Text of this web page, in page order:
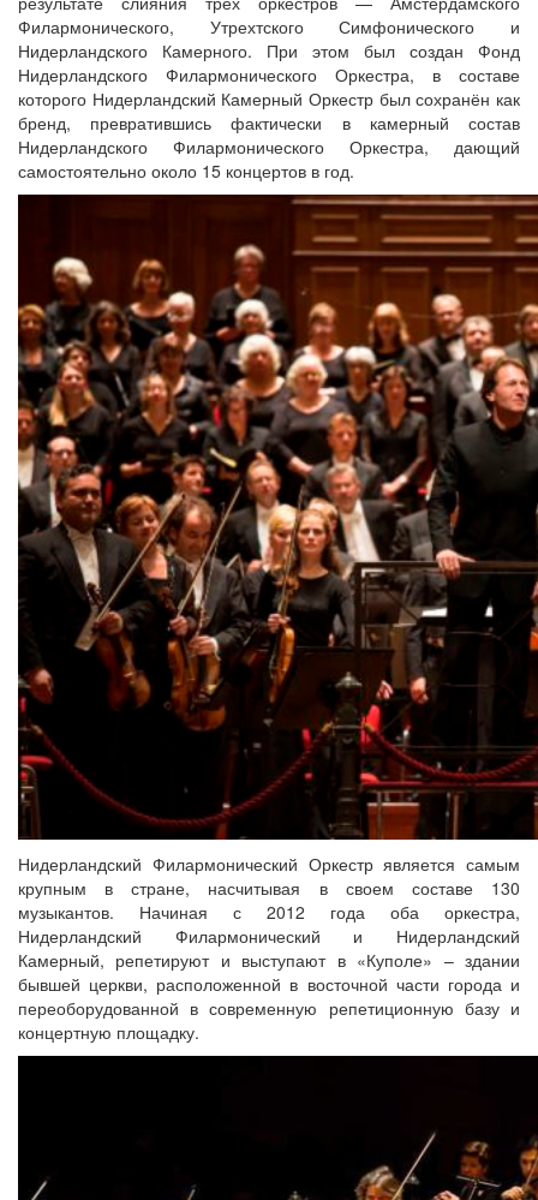
Филармонического, Утрехтского Симфонического и
Нидерландского Камерного. При этом был создан Фонд
Нидерландского Филармонического Оркестра, в составе
которого Нидерландский Камерный Оркестр был сохранён как
бренд, превратившись фактически в камерный состав
Нидерландского Филармонического Оркестра, дающий
самостоятельно около 15 концертов в год.
Нидерландский Филармонический Оркестр является самым
крупным в стране, насчитывая в своем составе 130
музыкантов. Начиная с 2012 года оба оркестра,
Нидерландский Филармонический и Нидерландский
Камерный, репетируют и выступают в «Куполе» – здании
бывшей церкви, расположенной в восточной части города и
переоборудованной в современную репетиционную базу и
концертную площадку.